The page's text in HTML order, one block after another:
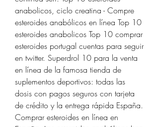
anabolicos, ciclo creatina - Compre
esteroides anabólicos en línea Top 10
esteroides anabolicos Top 10 comprar
esteroides portugal cuentas para seguir
en twitter. Superdrol 10 para la venta
en línea de la famosa tienda de
suplementos deportivos: todas las
dosis con pagos seguros con tarjeta
de crédito y la entrega rápida España.
Comprar esteroides en línea en